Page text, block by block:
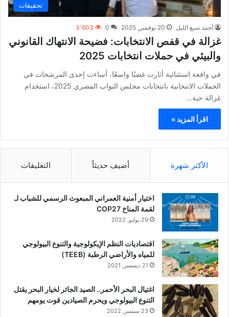
تحقيقات
أحمد سبع الليل 20 نوفمبر, 2025 0 3٬603
غزالة في قفص الانتخابات: فضيحة الانتهاك القانوني
والبيئي في حملات انتخابات 2025
في واقعة استثنائية أثارت غضبًا واسعًا، أساءت إحدى المرشحات في
الحملات الانتخابية بانتخابات مجلس النواب المصري 2025، استخدام
غزالة حية…
اقرأ المزيد »
الأكثر شهرة أضيف حديثاً التعليقات
اختيار أمنية العمراني المبعوث الرسمي للشباب لـ
لقمة المناخ COP27
29 يوليو, 2022
اقتصاديات النظم الإيكولوجية والتنوع البيولوجي
للمياه والأراضي الرطبة (TEEB)
21 ديسمبر, 2021
اغتيال البحر الأحمر.. الصيد الجائر لخيار البحر يقتل
التنوع البيولوجي ويحرم الصيادين قوت يومهم
23 سبتمبر, 2022